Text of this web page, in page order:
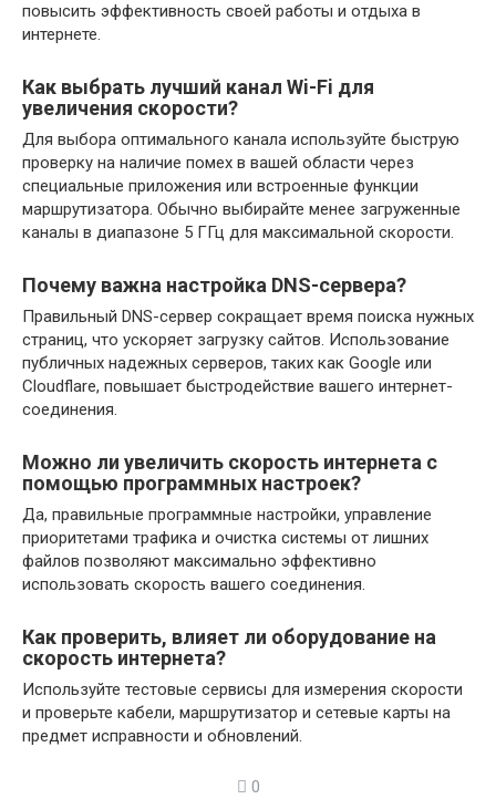
повысить эффективность своей работы и отдыха в
интернете.
Как выбрать лучший канал Wi-Fi для
увеличения скорости?
Для выбора оптимального канала используйте быструю
проверку на наличие помех в вашей области через
специальные приложения или встроенные функции
маршрутизатора. Обычно выбирайте менее загруженные
каналы в диапазоне 5 ГГц для максимальной скорости.
Почему важна настройка DNS-сервера?
Правильный DNS-сервер сокращает время поиска нужных
страниц, что ускоряет загрузку сайтов. Использование
публичных надежных серверов, таких как Google или
Cloudflare, повышает быстродействие вашего интернет-
соединения.
Можно ли увеличить скорость интернета с
помощью программных настроек?
Да, правильные программные настройки, управление
приоритетами трафика и очистка системы от лишних
файлов позволяют максимально эффективно
использовать скорость вашего соединения.
Как проверить, влияет ли оборудование на
скорость интернета?
Используйте тестовые сервисы для измерения скорости
и проверьте кабели, маршрутизатор и сетевые карты на
предмет исправности и обновлений.
0